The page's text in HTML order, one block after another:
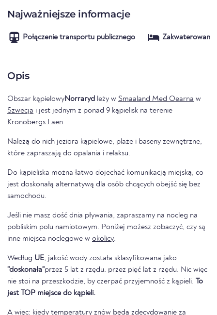
Najważniejsze informacje
Połączenie transportu publicznego Zakwaterowanie
Opis
Obszar kąpielowyNorraryd leży w Smaaland Med Oearna w
Szwecja i jest jednym z ponad 9 kąpielisk na terenie
Kronobergs Laen.
Należą do nich jeziora kąpielowe, plaże i baseny zewnętrzne,
które zapraszają do opalania i relaksu.
Do kąpieliska można łatwo dojechać komunikacją miejską, co
jest doskonałą alternatywą dla osób chcących obejść się bez
samochodu.
Jeśli nie masz dość dnia pływania, zapraszamy na nocleg na
pobliskim polu namiotowym. Poniżej możesz zobaczyć, czy są
inne miejsca noclegowe w okolicy.
Według UE, jakość wody została sklasyfikowana jako
"doskonała"przez 5 lat z rzędu. przez pięć lat z rzędu. Nic więc
nie stoi na przeszkodzie, by czerpać przyjemność z kąpieli. To
jest TOP miejsce do kąpieli.
A więc: kiedy temperatury znów będą zdecydowanie za